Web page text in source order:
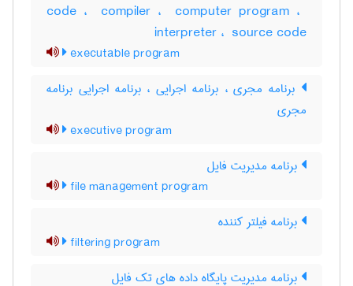
code ، ‎ compiler ، ‎ computer program ، ‎
interpreter ، ‎ source code
executable program
برنامه مجری ، برنامه اجرایی ، برنامه اجرایی برنامه
مجری
executive program
برنامه مدیریت فایل
file management program
برنامه فیلتر کننده
filtering program
برنامه مدیریت پایگاه داده های تک فایل